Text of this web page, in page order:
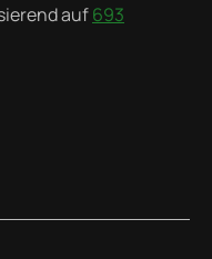
auf693